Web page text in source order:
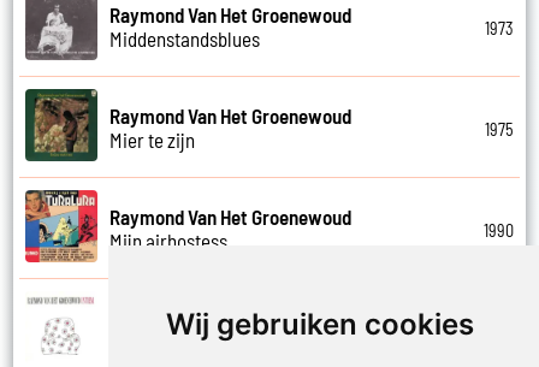
Wij gebruiken cookies
Raymond Van Het Groenewoud
Middenstandsblues
1973
Raymond Van Het Groenewoud
Mier te zijn
1975
Raymond Van Het Groenewoud
Mijn airhostess
1990
Raymond Van Het Groenewoud
Mijn leven lang